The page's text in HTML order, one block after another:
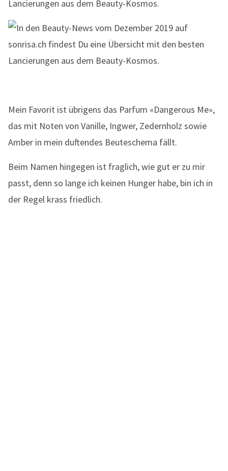
Mein Favorit ist übrigens das Parfum «Dangerous Me»,
das mit Noten von Vanille, Ingwer, Zedernholz sowie
Amber in mein duftendes Beuteschema fällt.
Beim Namen hingegen ist fraglich, wie gut er zu mir
passt, denn so lange ich keinen Hunger habe, bin ich in
der Regel krass friedlich.